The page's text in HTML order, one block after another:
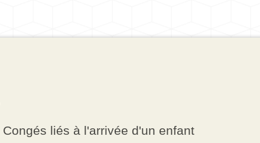
Congés liés à l'arrivée d'un enfant